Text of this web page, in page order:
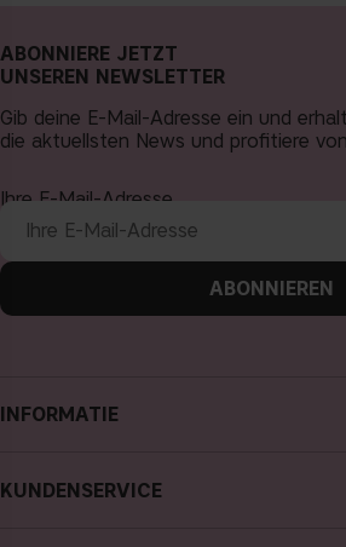
INFORMATIE
Über CAIA Cosmetics
KUNDENSERVICE
ABONNIERE JETZT
UNSEREN NEWSLETTER
Gib deine E-Mail-Adresse ein und
die aktuellsten News und profitiere
Ihre E-Mail-Adresse
ABONNIEREN